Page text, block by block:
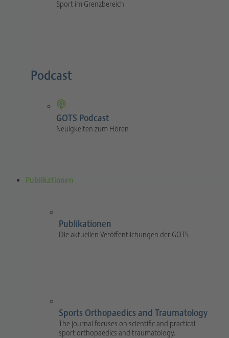
Sport im Grenzbereich
Podcast
GOTS Podcast
Neuigkeiten zum Hören
Publikationen
Publikationen
Die aktuellen Veröffentlichungen der GOTS
Sports Orthopaedics and Traumatology
The journal focuses on scientific and practical
sport orthopaedics and traumatology.